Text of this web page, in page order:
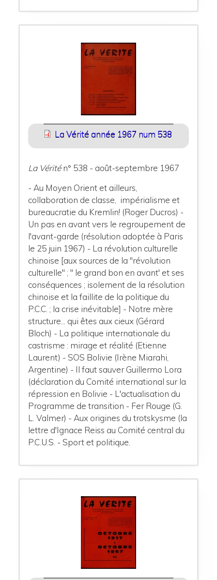
La Vérité année 1967 num 538
La Véritén° 538 - août-septembre 1967
- Au Moyen Orient et ailleurs,
collaboration de classe, impérialisme et
bureaucratie du Kremlin! (Roger Ducros) -
Un pas en avant vers le regroupement de
l'avant-garde (résolution adoptée à Paris
le 25 juin 1967) - La révolution culturelle
chinoise [aux sources de la "révolution
culturelle" ; " le grand bon en avant' et ses
conséquences ; isolement de la résolution
chinoise et la faillite de la politique du
P.C.C. ; la crise inévitable] - Notre mère
structure... qui êtes aux cieux (Gérard
Bloch) - La politique internationale du
castrisme : mirage et réalité (Etienne
Laurent) - SOS Bolivie (Irène Miarahi,
Argentine) - Il faut sauver Guillermo Lora
(déclaration du Comité international sur la
répression en Bolivie - L'actualisation du
Programme de transition - Fer Rouge (G.
L. Valmer) - Aux origines du trotskysme (la
lettre d'Ignace Reiss au Comité central du
P.C.U.S. - Sport et politique.